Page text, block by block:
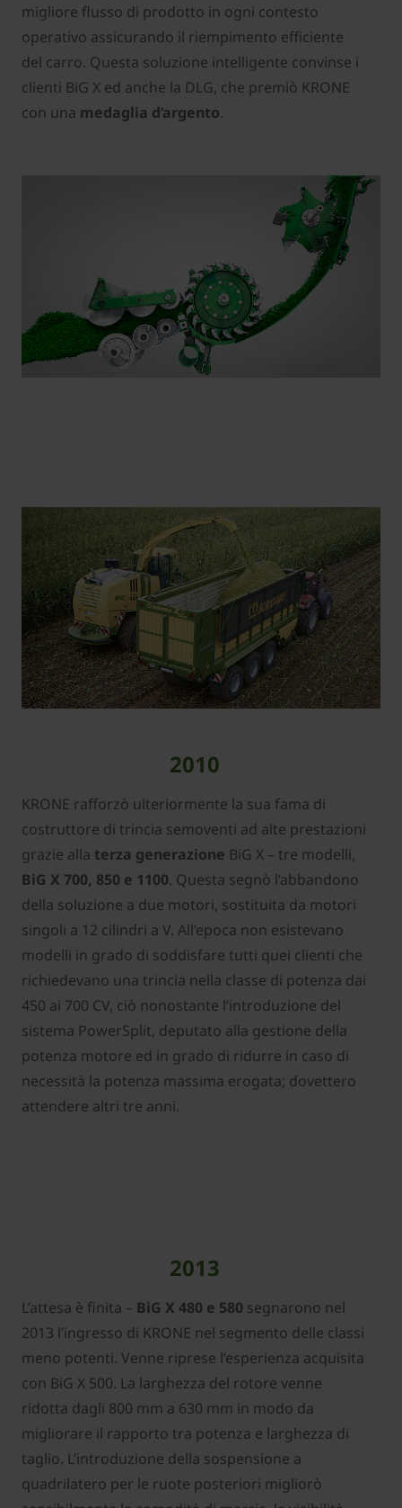
migliore flusso di prodotto in ogni contesto
operativo assicurando il riempimento efficiente
del carro. Questa soluzione intelligente convinse i
clienti BiG X ed anche la DLG, che premiò KRONE
con una medaglia d’argento.
2010
KRONE rafforzò ulteriormente la sua fama di
costruttore di trincia semoventi ad alte prestazioni
grazie alla terza generazione BiG X – tre modelli,
BiG X 700, 850 e 1100. Questa segnò l’abbandono
della soluzione a due motori, sostituita da motori
singoli a 12 cilindri a V. All’epoca non esistevano
modelli in grado di soddisfare tutti quei clienti che
richiedevano una trincia nella classe di potenza dai
450 ai 700 CV, ciò nonostante l’introduzione del
sistema PowerSplit, deputato alla gestione della
potenza motore ed in grado di ridurre in caso di
necessità la potenza massima erogata; dovettero
attendere altri tre anni.
2013
L’attesa è finita – BiG X 480 e 580 segnarono nel
2013 l’ingresso di KRONE nel segmento delle classi
meno potenti. Venne riprese l’esperienza acquisita
con BiG X 500. La larghezza del rotore venne
ridotta dagli 800 mm a 630 mm in modo da
migliorare il rapporto tra potenza e larghezza di
taglio. L’introduzione della sospensione a
quadrilatero per le ruote posteriori migliorò